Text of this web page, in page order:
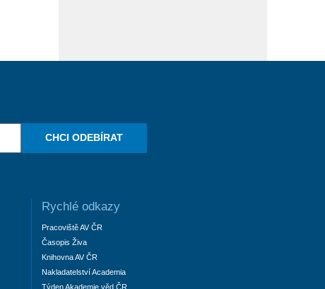
CHCI ODEBÍRAT
Rychlé odkazy
Pracoviště AV ČR
Časopis Živa
Knihovna AV ČR
Nakladatelství Academia
Týden Akademie věd ČR